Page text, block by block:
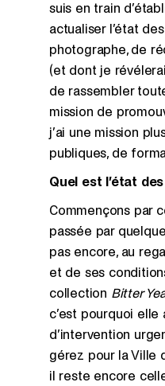
suis en train
actualiser l’état
photographe, de
(et dont je
de rassembler
mission de
j’ai une mission
publiques, de
Quel est l’état
Commençons par
passée par
pas encore, au
et de ses
collection Bitter
c’est pourquoi
d’intervention
gérez pour la Ville
il reste encore